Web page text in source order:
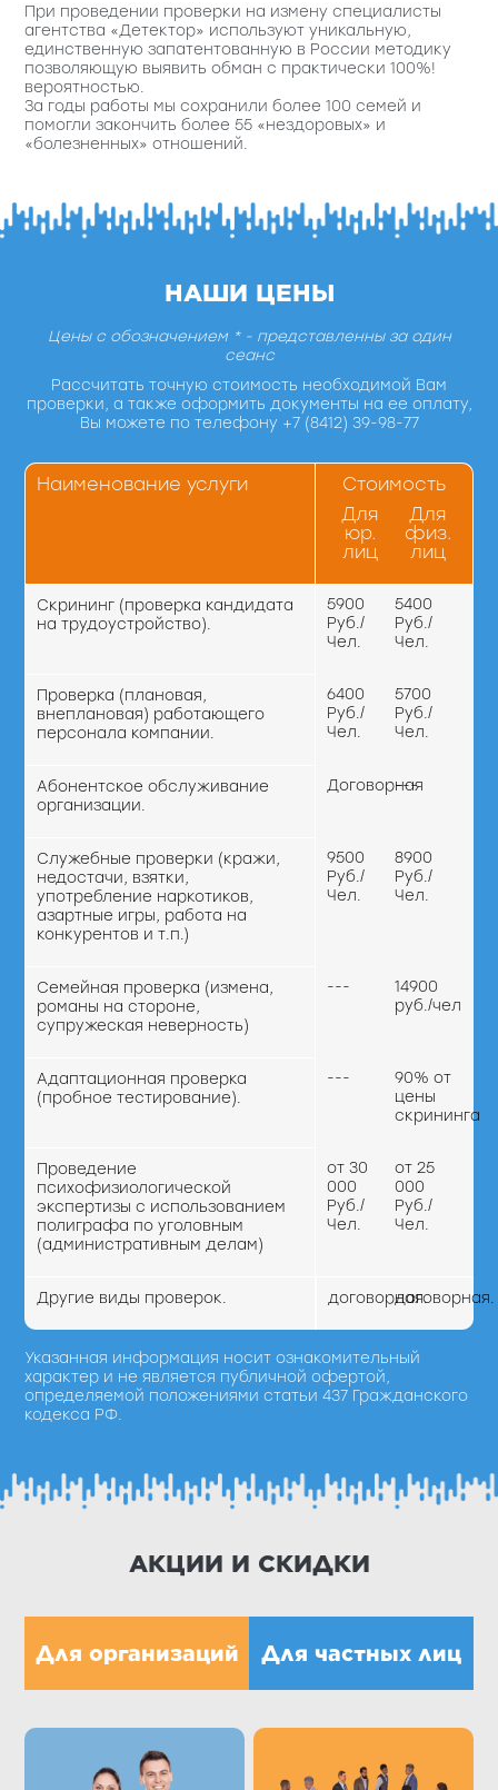
При проведении проверки на измену специалисты
агентства «Детектор» используют уникальную,
единственную запатентованную в России методику
позволяющую выявить обман с практически 100%!
вероятностью.
За годы работы мы сохранили более 100 семей и
помогли закончить более 55 «нездоровых» и
«болезненных» отношений.
НАШИ ЦЕНЫ
Цены с обозначением * - представленны за один
сеанс
Рассчитать точную стоимость необходимой Вам
проверки, а также оформить документы на ее оплату,
Вы можете по телефону +7 (8412) 39-98-77
Наименование услуги
Стоимость
Для
юр.
лиц
Для
физ.
лиц
Скрининг (проверка кандидата
на трудоустройство).
5900
Руб./
Чел.
5400
Руб./
Чел.
Проверка (плановая,
внеплановая) работающего
персонала компании.
6400
Руб./
Чел.
5700
Руб./
Чел.
Абонентское обслуживание
организации.
Договорная
---
Служебные проверки (кражи,
недостачи, взятки,
употребление наркотиков,
азартные игры, работа на
конкурентов и т.п.)
9500
Руб./
Чел.
8900
Руб./
Чел.
Семейная проверка (измена,
романы на стороне,
супружеская неверность)
---
14900
руб./чел
Адаптационная проверка
(пробное тестирование).
---
90% от
цены
скрининга
Проведение
психофизиологической
экспертизы с использованием
полиграфа по уголовным
(административным делам)
от 30
000
Руб./
Чел.
от 25
000
Руб./
Чел.
Другие виды проверок. договорная.договорная.
Указанная информация носит ознакомительный
характер и не является публичной офертой,
определяемой положениями статьи 437 Гражданского
кодекса РФ.
АКЦИИ И СКИДКИ
Для организаций Для частных лиц
Получить скидку Вы Получить скидку Вы